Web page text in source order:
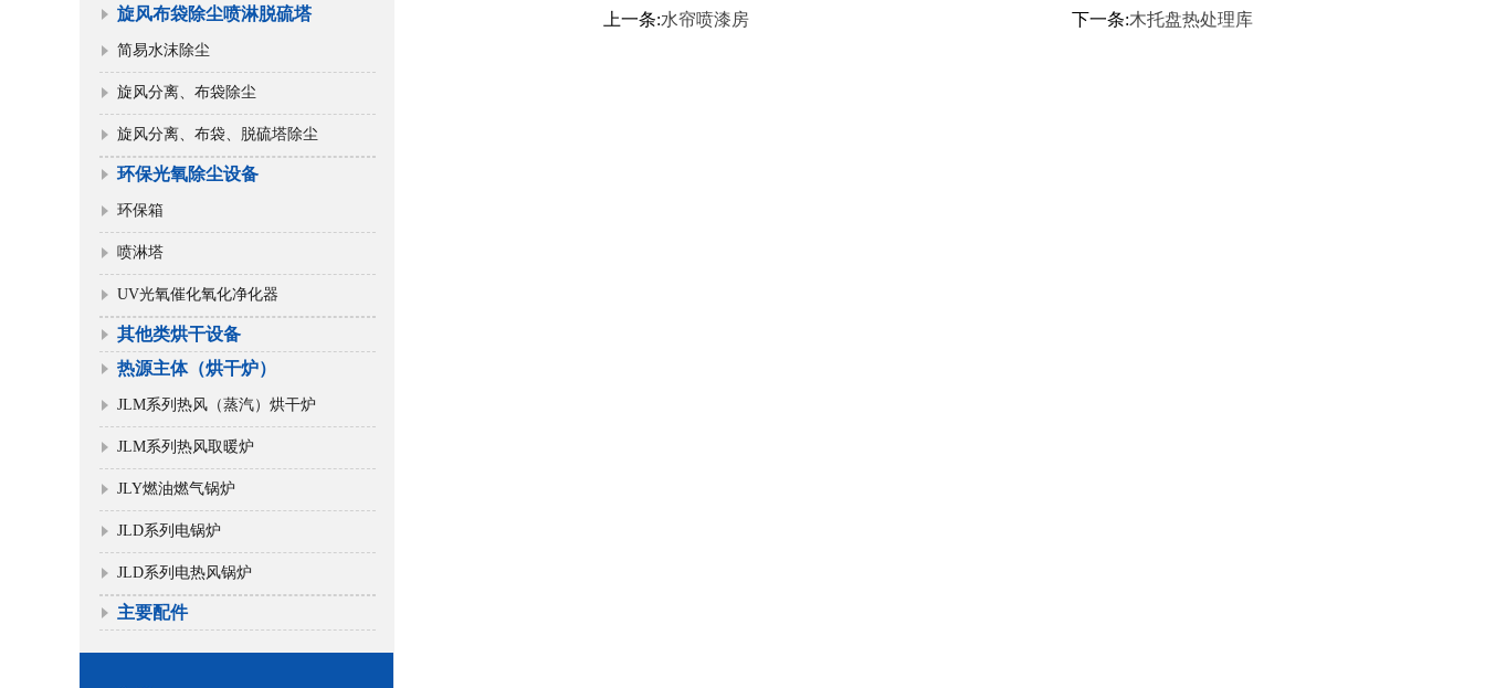
旋风布袋除尘喷淋脱硫塔
简易水沫除尘
旋风分离、布袋除尘
旋风分离、布袋、脱硫塔除尘
环保光氧除尘设备
环保箱
喷淋塔
UV光氧催化氧化净化器
其他类烘干设备
热源主体（烘干炉）
JLM系列热风（蒸汽）烘干炉
JLM系列热风取暖炉
JLY燃油燃气锅炉
JLD系列电锅炉
JLD系列电热风锅炉
主要配件
上一条:水帘喷漆房 下一条:木托盘热处理库